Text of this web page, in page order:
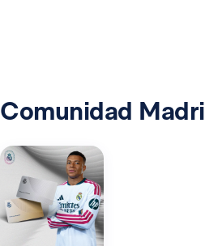
Comunidad